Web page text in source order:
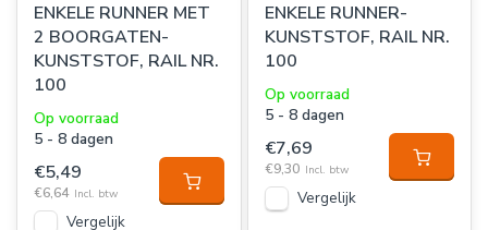
ENKELE RUNNER MET
2 BOORGATEN-
KUNSTSTOF, RAIL NR.
100
Op voorraad
5 - 8 dagen
€5,49
€6,64 Incl. btw
Vergelijk
ENKELE RUNNER-
KUNSTSTOF, RAIL NR.
100
Op voorraad
5 - 8 dagen
€7,69
€9,30 Incl. btw
Vergelijk